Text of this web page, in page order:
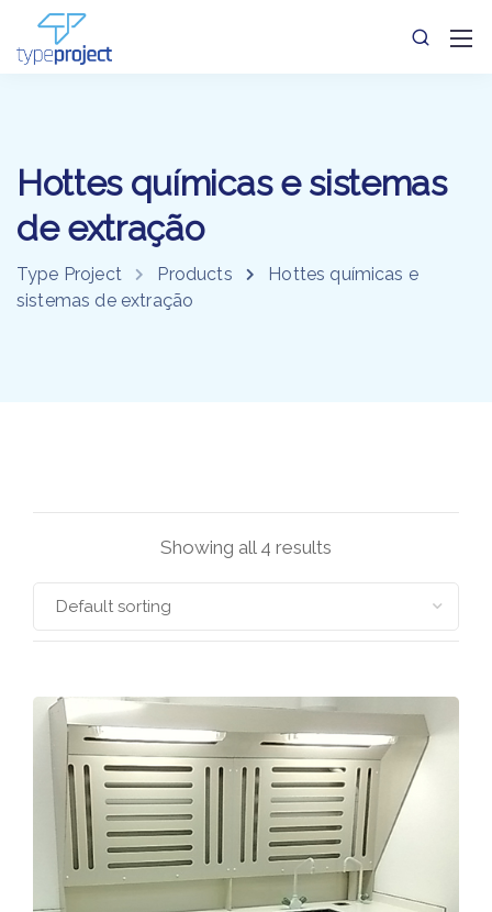
Hottes químicas e sistemas
de extração
Type Project Products
Hottes químicas e
sistemas de extração
Showing all 4 results